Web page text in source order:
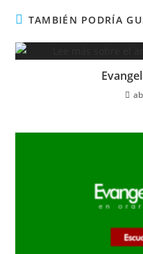
TAMBIÉN PODRÍA